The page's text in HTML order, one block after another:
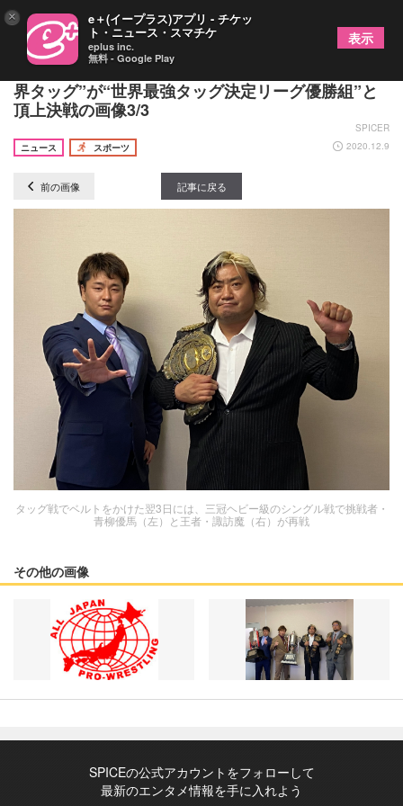
全日『NEW YEAR WARS』で2大タイトル戦！ “世
界タッグ”が“世界最強タッグ決定リーグ優勝組”と
頂上決戦の画像3/3
SPICER
ニュース
スポーツ 2020.12.9
前の画像 記事に戻る
タッグ戦でベルトをかけた翌3日には、三冠ヘビー級のシングル戦で挑戦者・
青柳優馬（左）と王者・諏訪魔（右）が再戦
その他の画像
SPICEの公式アカウントをフォローして
最新のエンタメ情報を手に入れよう
× e＋(イープラス)アプリ - チケッ
ト・ニュース・スマチケ
eplus inc.
無料 - Google Play
表示